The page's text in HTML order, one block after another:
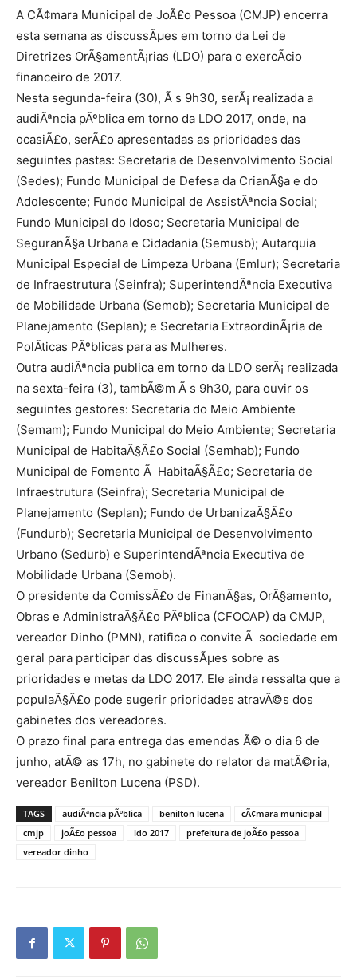
A CÃ¢mara Municipal de JoÃ£o Pessoa (CMJP) encerra
esta semana as discussÃµes em torno da Lei de
Diretrizes OrÃ§amentÃ¡rias (LDO) para o exercÃ­cio
financeiro de 2017.
Nesta segunda-feira (30), Ã s 9h30, serÃ¡ realizada a
audiÃªncia pÃºblica em torno da LDO 2017, onde, na
ocasiÃ£o, serÃ£o apresentadas as prioridades das
seguintes pastas: Secretaria de Desenvolvimento Social
(Sedes); Fundo Municipal de Defesa da CrianÃ§a e do
Adolescente; Fundo Municipal de AssistÃªncia Social;
Fundo Municipal do Idoso; Secretaria Municipal de
SeguranÃ§a Urbana e Cidadania (Semusb); Autarquia
Municipal Especial de Limpeza Urbana (Emlur); Secretaria
de Infraestrutura (Seinfra); SuperintendÃªncia Executiva
de Mobilidade Urbana (Semob); Secretaria Municipal de
Planejamento (Seplan); e Secretaria ExtraordinÃ¡ria de
PolÃ­ticas PÃºblicas para as Mulheres.
Outra audiÃªncia publica em torno da LDO serÃ¡ realizada
na sexta-feira (3), tambÃ©m Ã s 9h30, para ouvir os
seguintes gestores: Secretaria do Meio Ambiente
(Semam); Fundo Municipal do Meio Ambiente; Secretaria
Municipal de HabitaÃ§Ã£o Social (Semhab); Fundo
Municipal de Fomento Ã HabitaÃ§Ã£o; Secretaria de
Infraestrutura (Seinfra); Secretaria Municipal de
Planejamento (Seplan); Fundo de UrbanizaÃ§Ã£o
(Fundurb); Secretaria Municipal de Desenvolvimento
Urbano (Sedurb) e SuperintendÃªncia Executiva de
Mobilidade Urbana (Semob).
O presidente da ComissÃ£o de FinanÃ§as, OrÃ§amento,
Obras e AdministraÃ§Ã£o PÃºblica (CFOOAP) da CMJP,
vereador Dinho (PMN), ratifica o convite Ã sociedade em
geral para participar das discussÃµes sobre as
prioridades e metas da LDO 2017. Ele ainda ressalta que a
populaÃ§Ã£o pode sugerir prioridades atravÃ©s dos
gabinetes dos vereadores.
O prazo final para entrega das emendas Ã© o dia 6 de
junho, atÃ© as 17h, no gabinete do relator da matÃ©ria,
vereador Benilton Lucena (PSD).
TAGS audiÃªncia pÃºblica benilton lucena
cÃ¢mara municipal
cmjp
joÃ£o pessoa ldo 2017
prefeitura de joÃ£o pessoa
vereador dinho